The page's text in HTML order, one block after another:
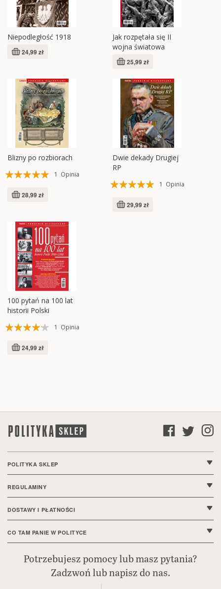
Niepodległość 1918
24,99 zł
Jak rozpętała się II
wojna światowa
25,99 zł
Blizny po rozbiorach
Ocena:
1 Opinia
28,99 zł
Dwie dekady Drugiej
RP
Ocena:
1 Opinia
29,99 zł
100 pytań na 100 lat
historii Polski
Ocena:
1 Opinia
24,99 zł
Potrzebujesz pomocy lub masz pytania?
Zadzwoń lub napisz do nas.
POLITYKA SKLEP
REGULAMINY
Regulamin sklepu
Polityka prywatności
Deklaracja dostępności
DOSTAWY I PŁATNOŚCI
Wysyłki i dostawy
Sposoby płatności
Reklamacje i zwroty
CO TAM PANIE W POLITYCE
Bieżące wydanie
Polityka.pl